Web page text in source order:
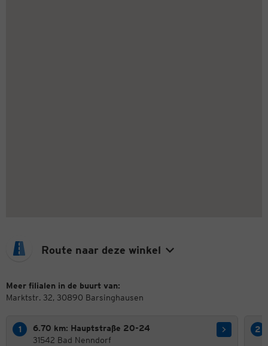
Route naar deze winkel
Meer filialen in de buurt van:
Marktstr. 32, 30890 Barsinghausen
6.70 km: Hauptstraße 20-24
31542 Bad Nenndorf